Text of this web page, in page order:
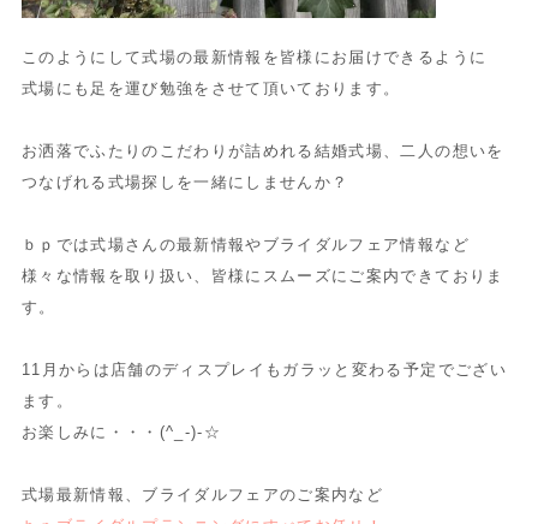
このようにして式場の最新情報を皆様にお届けできるように
式場にも足を運び勉強をさせて頂いております。
お洒落でふたりのこだわりが詰めれる結婚式場、二人の想いを
つなげれる式場探しを一緒にしませんか？
ｂｐでは式場さんの最新情報やブライダルフェア情報など
様々な情報を取り扱い、皆様にスムーズにご案内できておりま
す。
11月からは店舗のディスプレイもガラッと変わる予定でござい
ます。
お楽しみに・・・(^_-)-☆
式場最新情報、ブライダルフェアのご案内など